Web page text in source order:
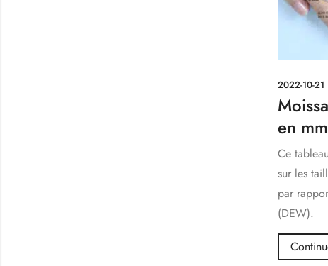
2022-10-21
en
Ce
sur les
par
(DEW).